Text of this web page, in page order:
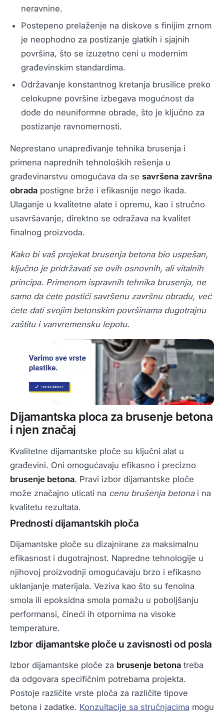
neravnine.
Postepeno prelaženje na diskove s finijim zrnom
je neophodno za postizanje glatkih i sjajnih
površina, što se izuzetno ceni u modernim
građevinskim standardima.
Održavanje konstantnog kretanja brusilice preko
celokupne površine izbegava mogućnost da
dođe do neuniformne obrade, što je ključno za
postizanje ravnomernosti.
Neprestano unapređivanje tehnika brusenja i
primena naprednih tehnoloških rešenja u
građevinarstvu omogućava da se savršena završna
obrada postigne brže i efikasnije nego ikada.
Ulaganje u kvalitetne alate i opremu, kao i stručno
usavršavanje, direktno se odražava na kvalitet
finalnog proizvoda.
Kako bi vaš projekat brusenja betona bio uspešan,
ključno je pridržavati se ovih osnovnih, ali vitalnih
principa. Primenom ispravnih tehnika brusenja, ne
samo da ćete postići savršenu završnu obradu, već
ćete dati svojim betonskim površinama dugotrajnu
zaštitu i vanvremensku lepotu.
Dijamantska ploca za brusenje betona
i njen značaj
Kvalitetne dijamantske ploče su ključni alat u
građevini. Oni omogućavaju efikasno i precizno
brusenje betona. Pravi izbor dijamantske ploče
može značajno uticati na cenu brušenja betonai na
kvalitetu rezultata.
Prednosti dijamantskih ploča
Dijamantske ploče su dizajnirane za maksimalnu
efikasnost i dugotrajnost. Napredne tehnologije u
njihovoj proizvodnji omogućavaju brzo i efikasno
uklanjanje materijala. Veziva kao što su fenolna
smola ili epoksidna smola pomažu u poboljšanju
performansi, čineći ih otpornima na visoke
temperature.
Izbor dijamantske ploče u zavisnosti od posla
Izbor dijamantske ploče za brusenje betona treba
da odgovara specifičnim potrebama projekta.
Postoje različite vrste ploča za različite tipove
betona i zadatke. Konzultacije sa stručnjacima mogu